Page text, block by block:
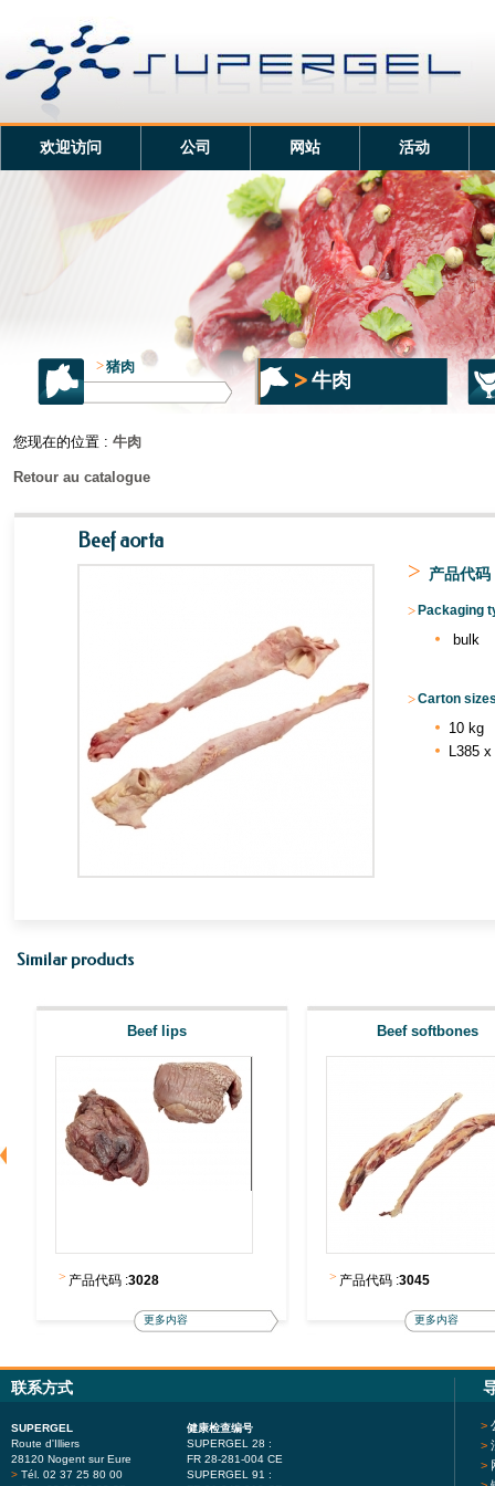
欢迎访问 公司 网站 活动
>猪肉
牛肉
您现在的位置 : 牛肉
Retour au catalogue
Beef aorta
> 产品代码
> Packaging
bulk
>Carton
10 kg
L385
Similar products
Beef lips
> 产品代码 :3028
更多内容
Beef softbones
> 产品代码 :3045
更多内容
联系方式
SUPERGEL
Route d'Illiers
28120 Nogent sur Eure
> Tél. 02 37 25 80 00
健康检查编号
SUPERGEL 28 :
FR 28-281-004 CE
SUPERGEL 91 :
>
>
>